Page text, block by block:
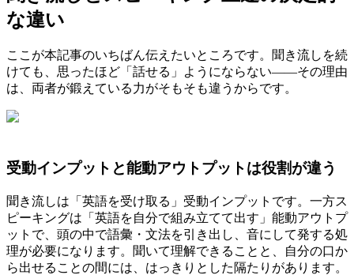
な違い
ここが本記事のいちばん伝えたいところです。聞き流しを続
けても、思ったほど「話せる」ようにならない――その理由
は、両者が鍛えている力がそもそも違うからです。
受動インプットと能動アウトプットは役割が違う
聞き流しは「英語を受け取る」受動インプットです。一方ス
ピーキングは「英語を自分で組み立てて出す」能動アウトプ
ットで、頭の中で語彙・文法を引き出し、音にして発する処
理が必要になります。聞いて理解できることと、自分の口か
ら出せることの間には、はっきりとした隔たりがあります。